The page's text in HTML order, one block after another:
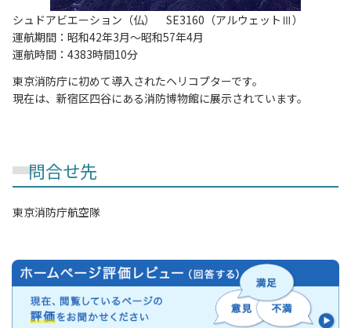
シュドアビエーション（仏） SE3160（アルウェットⅢ）
運航期間：昭和42年3月～昭和57年4月
運航時間：4383時間10分
東京消防庁に初めて導入されたヘリコプターです。
現在は、新宿区四谷にある消防博物館に展示されています。
問合せ先
東京消防庁航空隊